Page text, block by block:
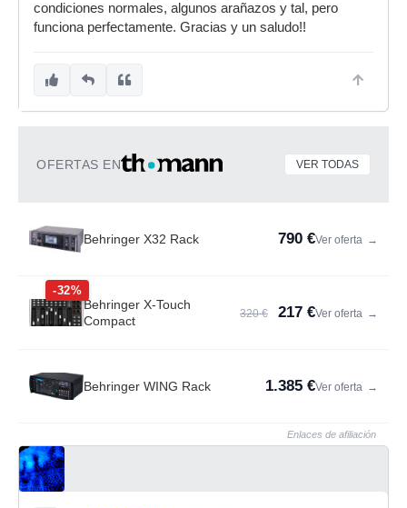
condiciones normales, algunos arañazos y tal, pero
funciona perfectamente. Gracias y un saludo!!
OFERTAS EN VER TODAS
Behringer X32 Rack 790 €Ver oferta →
-32%
Behringer X-Touch
Compact
320 € 217 €Ver oferta →
Behringer WING Rack 1.385 €Ver oferta →
Enlaces de afiliación